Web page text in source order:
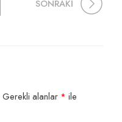
SONRAKİ
Gerekli alanlar * ile